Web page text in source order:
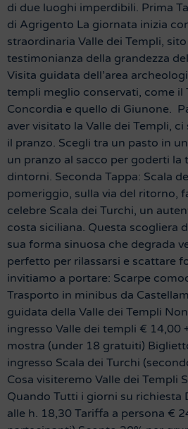
di due luoghi imperdibili. Prima
di Agrigento La giornata inizia
straordinaria Valle dei Templi, sito
testimonianza della grandezza
Visita guidata dell’area
templi meglio conservati, come il
Concordia e quello di Giunone.
aver visitato la Valle dei Templi,
il pranzo. Scegli tra un pasto in
un pranzo al sacco per goderti la
dintorni. Seconda Tappa: Scala
pomeriggio, sulla via del ritorno,
celebre Scala dei Turchi, un
costa siciliana. Questa scogliera
sua forma sinuosa che degrada
perfetto per rilassarsi e scattare
invitiamo a portare: Scarpe
Trasporto in minibus da
guidata della Valle dei Templi
ingresso Valle dei templi € 14,00
mostra (under 18 gratuiti)
ingresso Scala dei Turchi
Cosa visiteremo Valle dei Templi
Quando Tutti i giorni su richiesta
alle h. 18,30 Tariffa a persona €